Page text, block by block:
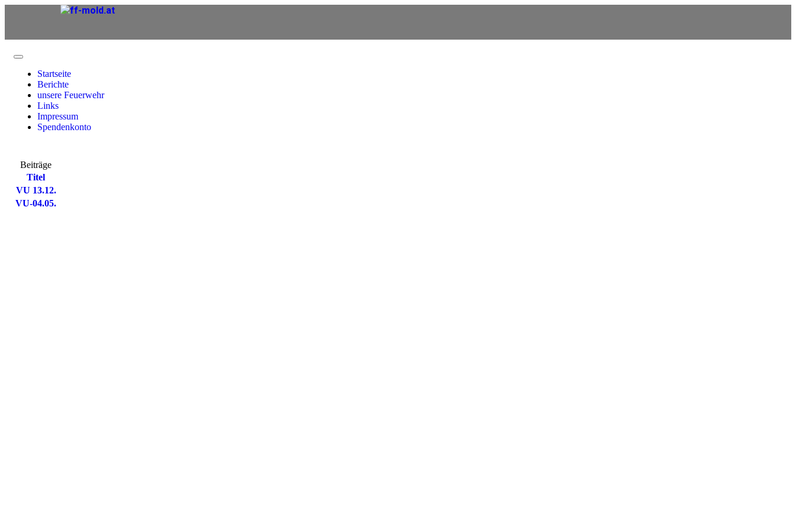
Startseite
Berichte
unsere Feuerwehr
Links
Impressum
Spendenkonto
Beiträge
Titel
VU 13.12.
VU-04.05.